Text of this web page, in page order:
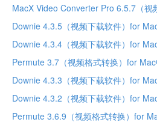
Downie 4.3.5（视频下载软件）for
Downie 4.3.4（视频下载软件）for
Permute 3.7（视频格式转换）for
Downie 4.3.3（视频下载软件）for
Downie 4.3.2（视频下载软件）for
Permute 3.6.9（视频格式转换）for